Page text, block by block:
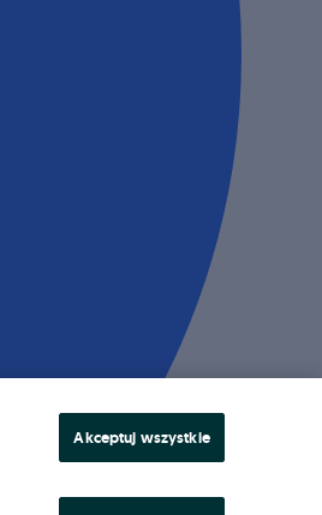
Akceptuj wszystkie